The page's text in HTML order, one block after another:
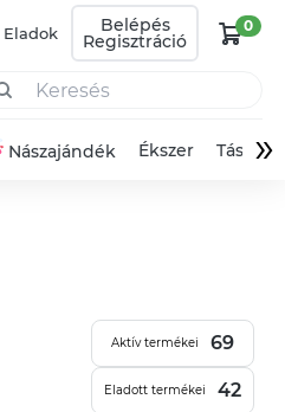
Eladok Belépés
Regisztráció
0
Nászajándék Ékszer Táska»
Aktív termékei 69
Eladott termékei 42